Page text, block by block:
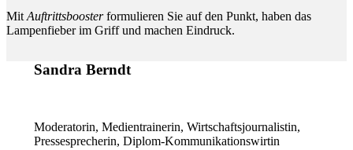
MitAuftrittsboosterformulieren Sie auf den Punkt, haben das
Lampenfieber im Griff und machen Eindruck.
Sandra Berndt
Moderatorin, Medientrainerin, Wirtschaftsjournalistin,
Pressesprecherin, Diplom-Kommunikationswirtin